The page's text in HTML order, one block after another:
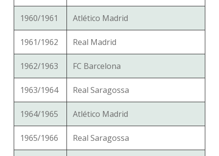
1960/1961 Atlético Madrid
1961/1962 Real Madrid
1962/1963 FC Barcelona
1963/1964 Real Saragossa
1964/1965 Atlético Madrid
1965/1966 Real Saragossa